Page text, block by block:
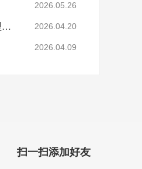
2026.05.26
2026年EVA 7350M采购白皮书：鞋材发泡与垫圈选型指南 2026.04.20
2026.04.09
扫一扫添加好友